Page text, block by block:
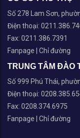
Số 278 Lam Sơn,
Điện thoại:
Fax: 0211.386.7391
Fanpage
Chỉ đường
TRUNG TÂM ĐÀO
Số 999 Phú Thái,
Điện thoại:
Fax: 0208.374.6975
Fanpage
Chỉ đường